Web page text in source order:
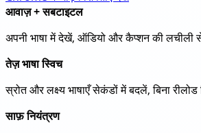
आवाज़ + सबटाइटल
अपनी भाषा में देखें, ऑडियो और कैप्शन की लचीली
तेज़ भाषा स्विच
स्रोत और लक्ष्य भाषाएँ सेकंडों में बदलें, बिना रीलोड
साफ़ नियंत्रण